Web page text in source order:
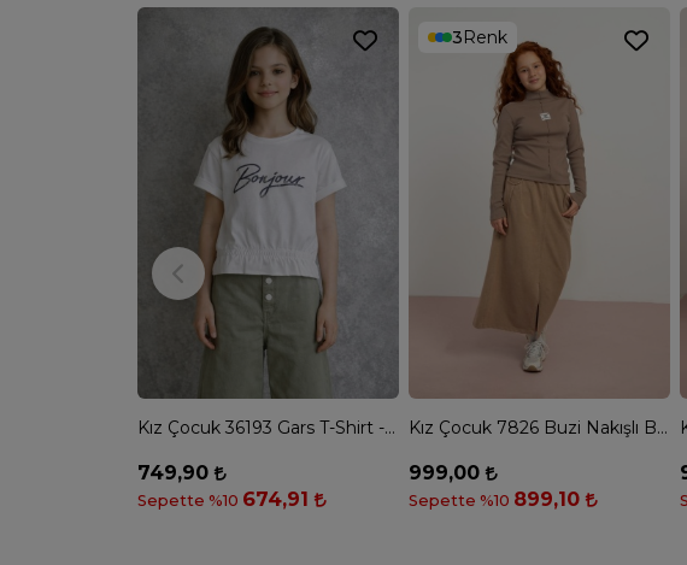
Kız Çocuk 36193 Gars T-Shirt - BEYAZ
749,90
Sepette %10 674,91
3Renk
Kız Çocuk 7826 Buzi Nakışlı Badi - VİZON
999,00
Sepette %10 899,10